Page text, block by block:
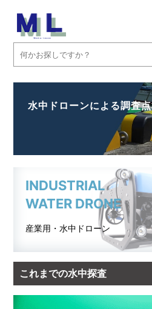
水中ドローンによる調査
INDUSTRIAL
WATER DRONE
産業用・水中ドローン
これまでの水中探査